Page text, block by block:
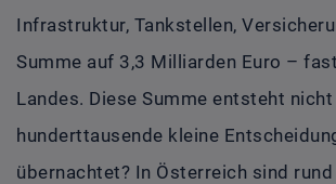
Infrastruktur, Tankstellen,
Summe auf 3,3 Milliarden Euro –
Landes. Diese Summe entsteht
hunderttausende kleine
übernachtet? In Österreich sind